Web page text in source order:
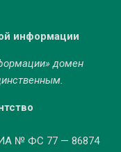
информации
домен
ИА № ФС 77 — 86874